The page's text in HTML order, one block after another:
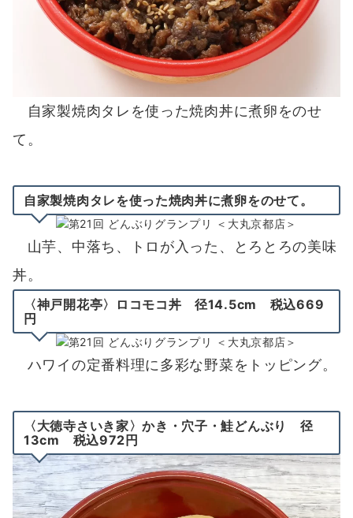
自家製焼肉タレを使った焼肉丼に煮卵をのせ
て。
自家製焼肉タレを使った焼肉丼に煮卵をのせて。
山芋、中落ち、トロが入った、とろとろの美味
丼。
〈神戸開花亭〉ロコモコ丼 径14.5cm 税込669
円
ハワイの定番料理に多彩な野菜をトッピング。
〈大徳寺さいき家〉かき・穴子・鮭どんぶり 径
13cm 税込972円